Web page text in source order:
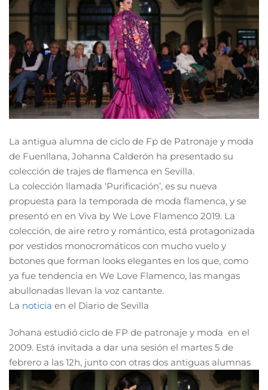
La antigua alumna de ciclo de Fp de Patronaje y moda
de Fuenllana, Johanna Calderón ha presentado su
colección de trajes de flamenca en Sevilla.
La colección llamada ‘Purificación’, es su nueva
propuesta para la temporada de moda flamenca, y se
presentó en en Viva by We Love Flamenco 2019. La
colección, de aire retro y romántico, está protagonizada
por vestidos monocromáticos con mucho vuelo y
botones que forman looks elegantes en los que, como
ya fue tendencia en We Love Flamenco, las mangas
abullonadas llevan la voz cantante.
La noticia en el Diario de Sevilla
Johana estudió ciclo de FP de patronaje y moda en el
2009. Está invitada a dar una sesión el martes 5 de
febrero a las 12h, junto con otras dos antiguas alumnas